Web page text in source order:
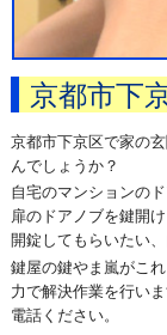
京都市下
京都市下京区で家の
んでしょうか？
自宅のマンションの
扉のドアノブを鍵開
開錠してもらいたい
鍵屋の鍵やま嵐がこ
力で解決作業を行い
電話ください。